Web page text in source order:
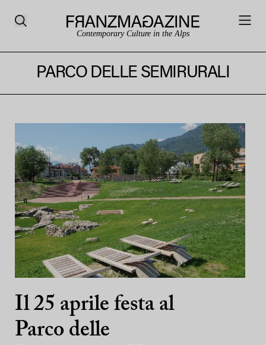
Contemporary Culture in the Alps
PARCO DELLE SEMIRURALI
Il 25 aprile festa al
Parco delle